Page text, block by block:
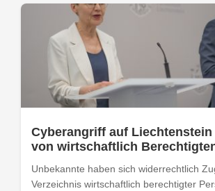
Cyberangriff auf Liechtenstein
von wirtschaftlich
Unbekannte haben sich widerrechtlich
Verzeichnis wirtschaftlich berechtigter